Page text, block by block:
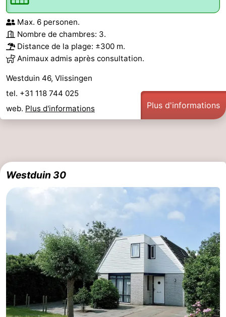
Mantelingen
Westkapelle
-
Zoutelande
-
Nature
bos
-
Middelburg
Zeeuws-
Sluis
-
Cadzand
-
Zwin
Max. 6 personen.
Nombre de chambres: 3.
Distance de la plage: ±300 m.
Animaux admis après consultation.
Westduin 46, Vlissingen
tel. +31 118 744 025
web. Plus d'informations Plus d'informations
Westduin 30